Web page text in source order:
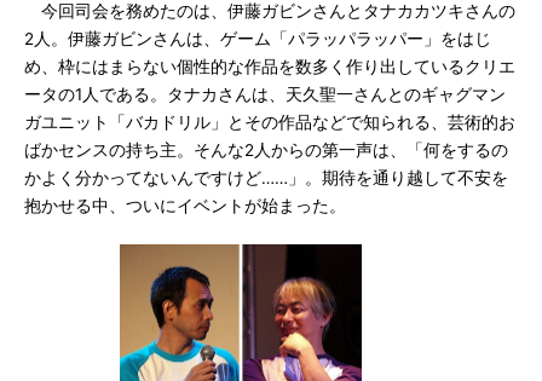
今回司会を務めたのは、伊藤ガビンさんとタナカカツキさんの
2人。伊藤ガビンさんは、ゲーム「パラッパラッパー」をはじ
め、枠にはまらない個性的な作品を数多く作り出しているクリエ
ータの1人である。タナカさんは、天久聖一さんとのギャグマン
ガユニット「バカドリル」とその作品などで知られる、芸術的お
ばかセンスの持ち主。そんな2人からの第一声は、「何をするの
かよく分かってないんですけど……」。期待を通り越して不安を
抱かせる中、ついにイベントが始まった。